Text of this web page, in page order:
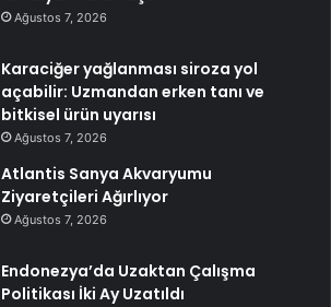
Ağustos 7, 2026
Karaciğer yağlanması siroza yol
açabilir: Uzmandan erken tanı ve
bitkisel ürün uyarısı
Ağustos 7, 2026
Atlantis Sanya Akvaryumu
Ziyaretçileri Ağırlıyor
Ağustos 7, 2026
Endonezya’da Uzaktan Çalışma
Politikası İki Ay Uzatıldı